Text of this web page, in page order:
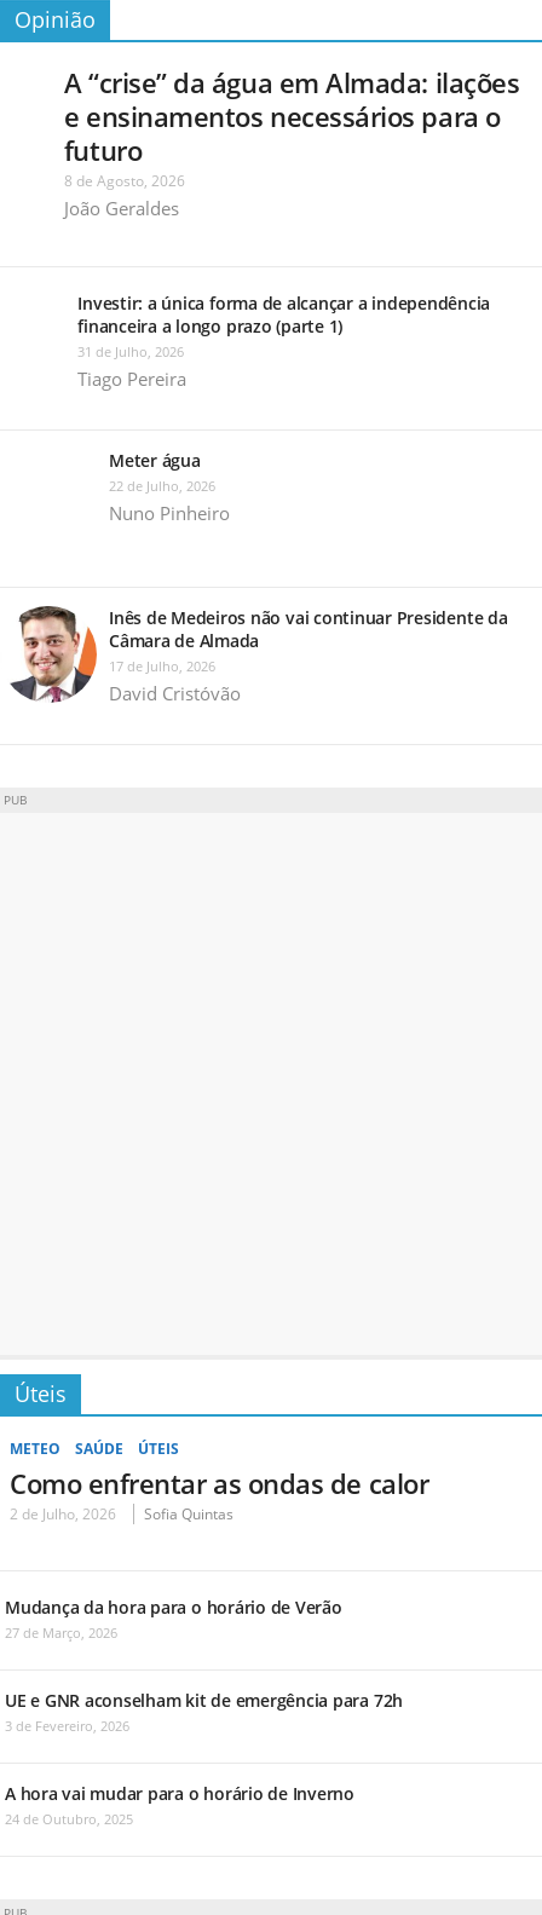
Opinião
A “crise” da água em Almada: ilações
e ensinamentos necessários para o
futuro
8 de Agosto, 2026
João Geraldes
Investir: a única forma de alcançar a independência
financeira a longo prazo (parte 1)
31 de Julho, 2026
Tiago Pereira
Meter água
22 de Julho, 2026
Nuno Pinheiro
Inês de Medeiros não vai continuar Presidente da
Câmara de Almada
17 de Julho, 2026
David Cristóvão
PUB
Úteis
METEO SAÚDE ÚTEIS
Como enfrentar as ondas de calor
2 de Julho, 2026 Sofia Quintas
Mudança da hora para o horário de Verão
27 de Março, 2026
UE e GNR aconselham kit de emergência para 72h
3 de Fevereiro, 2026
A hora vai mudar para o horário de Inverno
24 de Outubro, 2025